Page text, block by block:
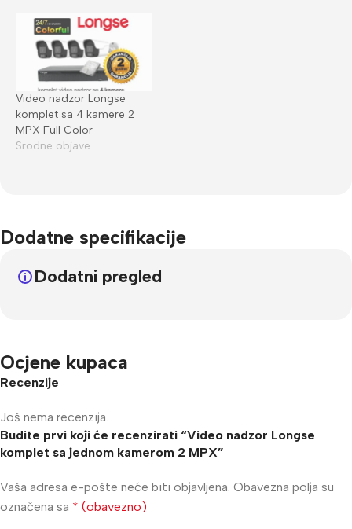
Video nadzor Longse
komplet sa 4 kamere 2
MPX Full Color
Srodne objave
Dodatne specifikacije
Dodatni pregled
Ocjene kupaca
Recenzije
Još nema recenzija.
Budite prvi koji će recenzirati “Video nadzor Longse
komplet sa jednom kamerom 2 MPX”
Vaša adresa e-pošte neće biti objavljena. Obavezna polja su
označena sa * (obavezno)